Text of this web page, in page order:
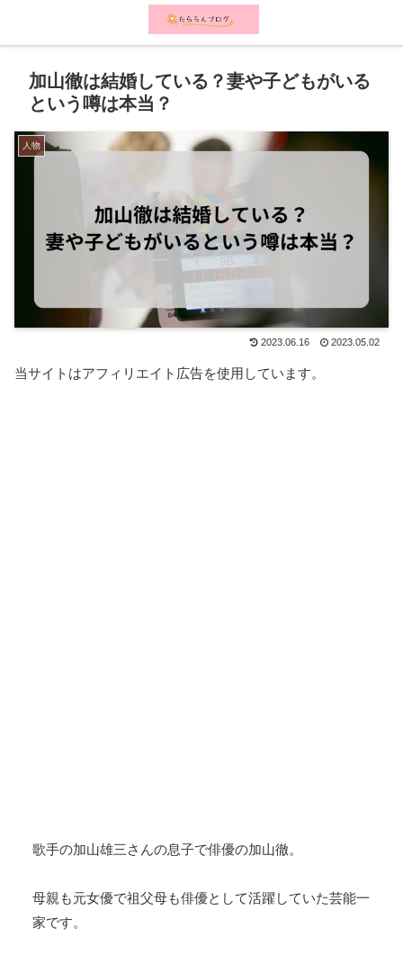
加山徹は結婚している？妻や子どもがいる
という噂は本当？
人物
2023.06.16 2023.05.02
当サイトはアフィリエイト広告を使用しています。
歌手の加山雄三さんの息子で俳優の加山徹。
母親も元女優で祖父母も俳優として活躍していた芸能一
家です。